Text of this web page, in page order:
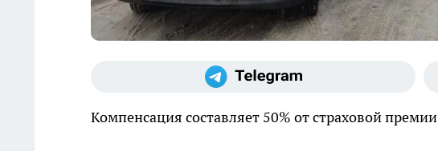
Компенсация составляет 50% от страховой премии